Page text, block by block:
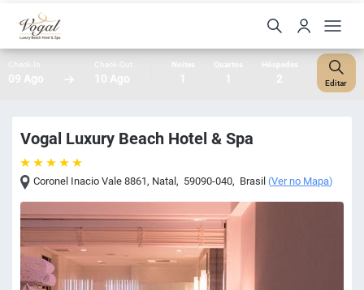
Check-In Check-Out Noites Quartos Hóspedes
Editar
Vogal Luxury Beach Hotel & Spa
Coronel Inacio Vale 8861, Natal, 59090-040, Brasil (Ver no Mapa)